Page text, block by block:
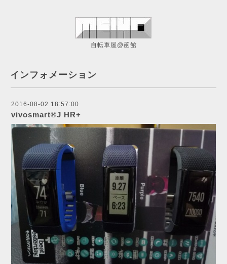
自転車屋@函館
インフォメーション
2016-08-02 18:57:00
vivosmart®J HR+